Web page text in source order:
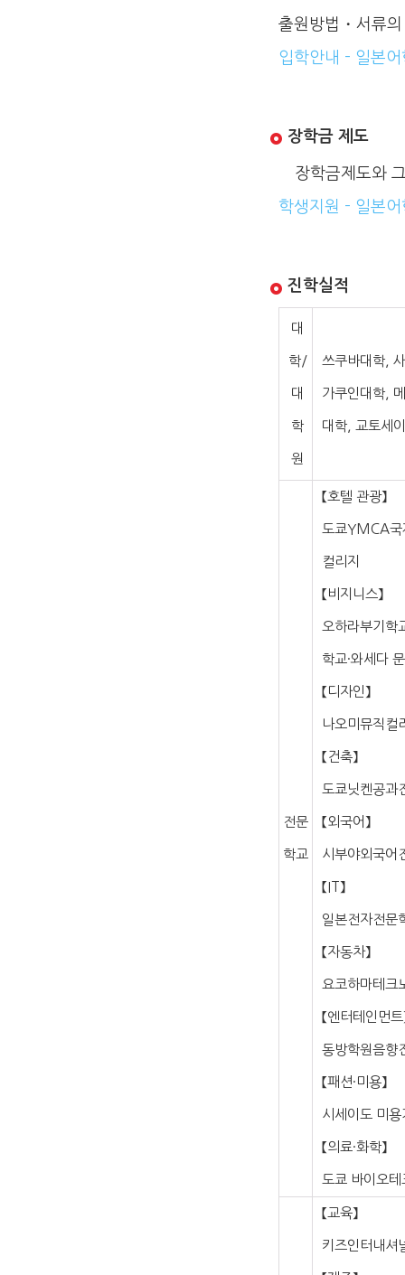
출원방법・서류
입학안내 - 일본
장학금 제도
장학금제도와
학생지원 - 일본
진학실적
대
학/
대
학
원
쓰쿠바대학,
가쿠인대학,
대학, 교토세
전문
학교
【호텔 관광】
도쿄YMCA국
컬리지
【비지니스】
오하라부기학
학교·와세다
【디자인】
나오미뮤직컬
【건축】
도쿄닛켄공과
【외국어】
시부야외국어
【IT】
일본전자전문
【자동차】
요코하마테크
【엔터테인먼트
동방학원음향
【패션·미용】
시세이도 미
【의료·화학】
도쿄 바이오
【교육】
키즈인터내셔